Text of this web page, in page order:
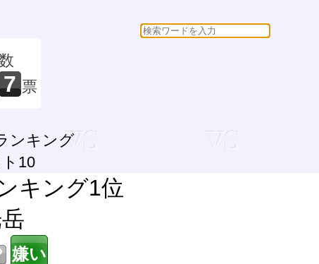
7 票
ンキング
10
キング1位